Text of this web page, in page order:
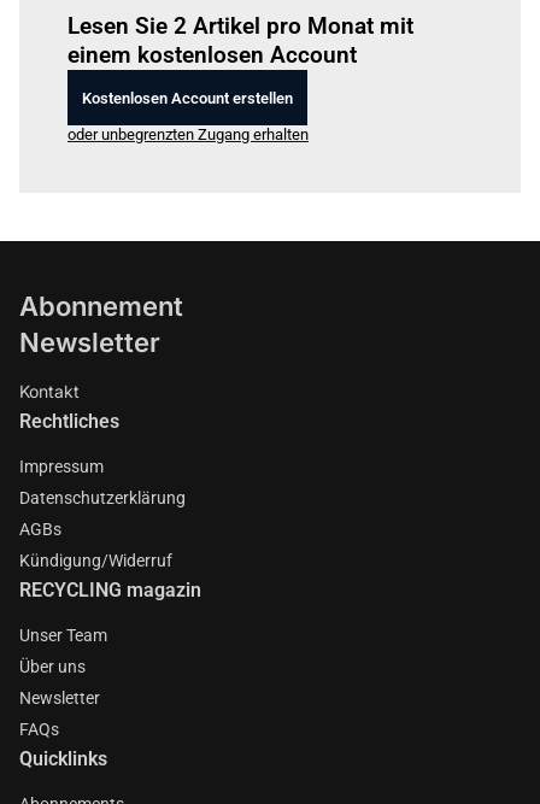
Lesen Sie 2 Artikel pro Monat mit
einem kostenlosen Account
Kostenlosen Account erstellen
oder unbegrenzten Zugang erhalten
Abonnement
Newsletter
Kontakt
Rechtliches
Impressum
Datenschutzerklärung
AGBs
Kündigung/Widerruf
RECYCLING magazin
Unser Team
Über uns
Newsletter
FAQs
Quicklinks